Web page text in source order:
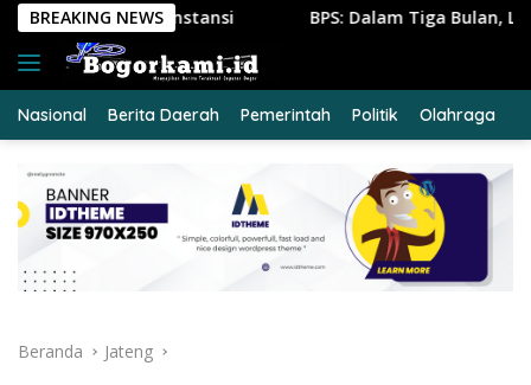
Langsung
konten
BREAKING NEWS
BPS: Dalam Tiga Bulan, Lebih dari Setengah Juta
Nasional Berita Daerah Pemerintah Politik Olahraga
Beranda Jateng